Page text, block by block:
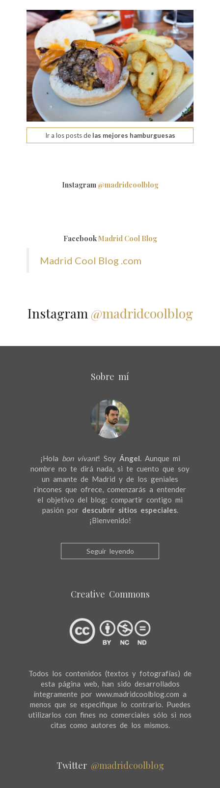
Ir a los posts delas mejores hamburguesas
Instagram @madridcoolblog
FacebookMadrid Cool Blog
Madrid Cool Blog .com
Instagram @madridcoolblog
Sobre mí
¡Hola bon vivant! Soy Ángel. Aunque mi
nombre no te dirá nada, si te cuento que soy
un amante de Madrid y de los geniales
rincones que ofrece, comenzarás a entender
el objetivo del blog: compartir contigo mi
pasión por descubrir sitios especiales.
¡Bienvenido!
Seguir leyendo
Creative Commons
Todos los contenidos (textos y fotografías) de
esta página web, han sido desarrollados
íntegramente por www.madridcoolblog.com a
menos que se especifique lo contrario. Puedes
utilizarlos con fines no comerciales sólo si nos
citas como autores de los mismos.
Twitter @madridcoolblog